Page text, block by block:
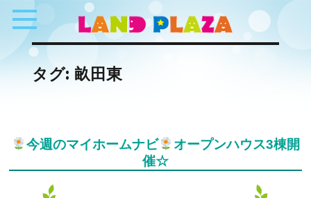
タグ: 畝田東
今週のマイホームナビ
オープンハウス3棟開
催☆